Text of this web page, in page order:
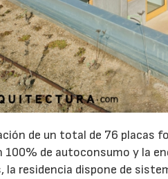
de un total de 76 placas
100% de autoconsumo y la
la residencia dispone de